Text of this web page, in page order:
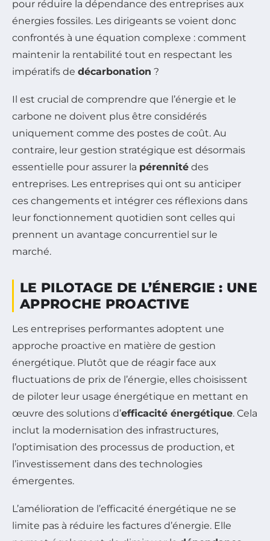
pour réduire la dépendance des entreprises aux
énergies fossiles. Les dirigeants se voient donc
confrontés à une équation complexe : comment
maintenir la rentabilité tout en respectant les
impératifs de décarbonation ?
Il est crucial de comprendre que l’énergie et le
carbone ne doivent plus être considérés
uniquement comme des postes de coût. Au
contraire, leur gestion stratégique est désormais
essentielle pour assurer la pérennité des
entreprises. Les entreprises qui ont su anticiper
ces changements et intégrer ces réflexions dans
leur fonctionnement quotidien sont celles qui
prennent un avantage concurrentiel sur le
marché.
LE PILOTAGE DE L’ÉNERGIE : UNE
APPROCHE PROACTIVE
Les entreprises performantes adoptent une
approche proactive en matière de gestion
énergétique. Plutôt que de réagir face aux
fluctuations de prix de l’énergie, elles choisissent
de piloter leur usage énergétique en mettant en
œuvre des solutions d’efficacité énergétique. Cela
inclut la modernisation des infrastructures,
l’optimisation des processus de production, et
l’investissement dans des technologies
émergentes.
L’amélioration de l’efficacité énergétique ne se
limite pas à réduire les factures d’énergie. Elle